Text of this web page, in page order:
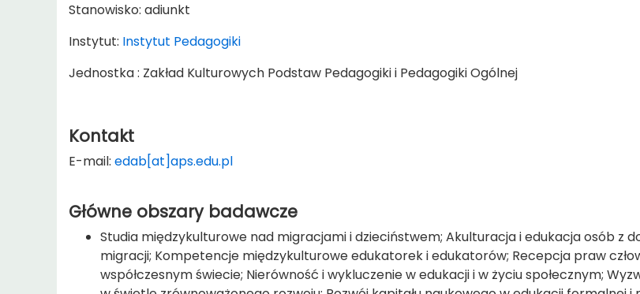
Stanowisko: adiunkt
Instytut: Instytut Pedagogiki
Jednostka : Zakład Kulturowych Podstaw Pedagogiki i Pedagogiki Ogólnej
Kontakt
E-mail: edab[at]aps.edu.pl
Główne obszary badawcze
Studia międzykulturowe nad migracjami i dzieciństwem; Akulturacja i edukacja osób z
migracji; Kompetencje międzykulturowe edukatorek i edukatorów; Recepcja praw
współczesnym świecie; Nierówność i wykluczenie w edukacji i w życiu społecznym;